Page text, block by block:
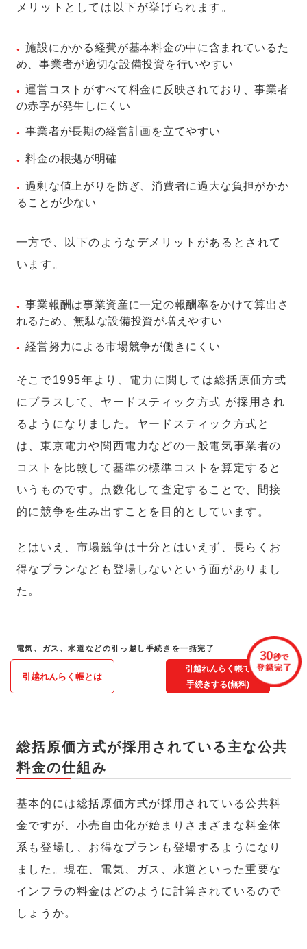
メリットとしては以下が挙げられます。
施設にかかる経費が基本料金の中に含まれているた
め、事業者が適切な設備投資を行いやすい
運営コストがすべて料金に反映されており、事業者
の赤字が発生しにくい
事業者が長期の経営計画を立てやすい
料金の根拠が明確
過剰な値上がりを防ぎ、消費者に過大な負担がかか
ることが少ない
一方で、以下のようなデメリットがあるとされて
います。
事業報酬は事業資産に一定の報酬率をかけて算出さ
れるため、無駄な設備投資が増えやすい
経営努力による市場競争が働きにくい
そこで1995年より、電力に関しては総括原価方式
にプラスして、ヤードスティック方式 が採用され
るようになりました。ヤードスティック方式と
は、東京電力や関西電力などの一般電気事業者の
コストを比較して基準の標準コストを算定すると
いうものです。点数化して査定することで、間接
的に競争を生み出すことを目的としています。
とはいえ、市場競争は十分とはいえず、長らくお
得なプランなども登場しないという面がありまし
た。
電気、ガス、水道などの引っ越し手続きを一括完了
引越れんらく帳とは
引越れんらく帳で
手続きする(無料)
総括原価方式が採用されている主な公共
料金の仕組み
基本的には総括原価方式が採用されている公共料
金ですが、小売自由化が始まりさまざまな料金体
系も登場し、お得なプランも登場するようになり
ました。現在、電気、ガス、水道といった重要な
インフラの料金はどのように計算されているので
しょうか。